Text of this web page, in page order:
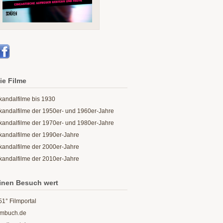
Filme
bis 1930
der 1950er- und 1960er-Jahre
der 1970er- und 1980er-Jahre
der 1990er-Jahre
der 2000er-Jahre
der 2010er-Jahre
Besuch wert
Filmportal